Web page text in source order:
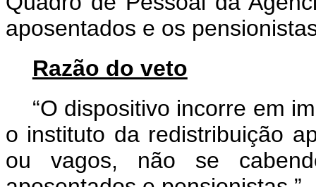
aposentados e os
Razão do veto
“O dispositivo incorre em
o instituto da redistribuição
ou vagos, não se